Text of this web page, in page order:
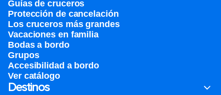
Guías de cruceros
Protección de cancelación
Los cruceros más grandes
Vacaciones en familia
Bodas a bordo
Grupos
Accesibilidad a bordo
Ver catálogo
Destinos